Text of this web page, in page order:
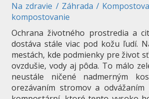
Na zdravie / Záhrada /
kompostovanie
Ochrana životného prostredia a
dostáva stále viac pod kožu ľudí.
mestách, kde podmienky pre život
ovzdušie, vody aj pôda. To málo
neustále ničené nadmerným
orezávaním stromov a